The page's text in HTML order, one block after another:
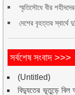
স্মৃতিসৌধে বীর
দেশের বৃহত্তর স্বার্থে
সর্বশেষ সংবাদ >>>
(Untitled)
বিদ্যুতের ভূতুড়ে বিল